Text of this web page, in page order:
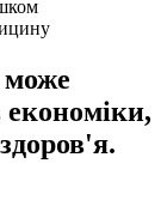
може
економіки,